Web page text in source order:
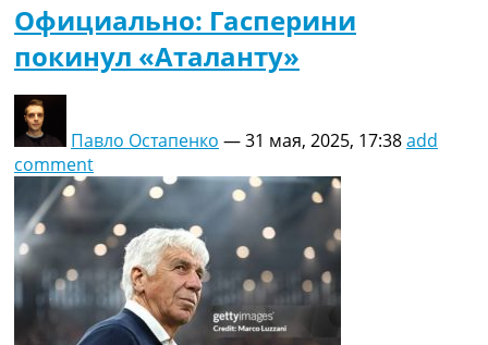
Официально: Гасперини
покинул «Аталанту»
Павло Остапенко —31 мая, 2025, 17:38add
comment